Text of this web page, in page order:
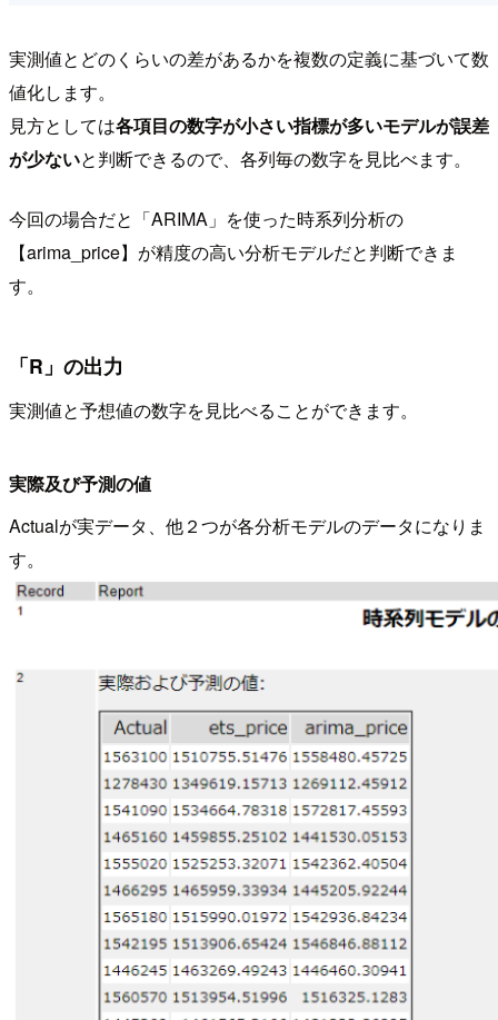
実測値とどのくらいの差があるかを複数の定義に基づいて数
値化します。
見方としては各項目の数字が小さい指標が多いモデルが誤差
が少ないと判断できるので、各列毎の数字を見比べます。
今回の場合だと「ARIMA」を使った時系列分析の
【arima_price】が精度の高い分析モデルだと判断できま
す。
「R」の出力
実測値と予想値の数字を見比べることができます。
実際及び予測の値
Actualが実データ、他２つが各分析モデルのデータになりま
す。